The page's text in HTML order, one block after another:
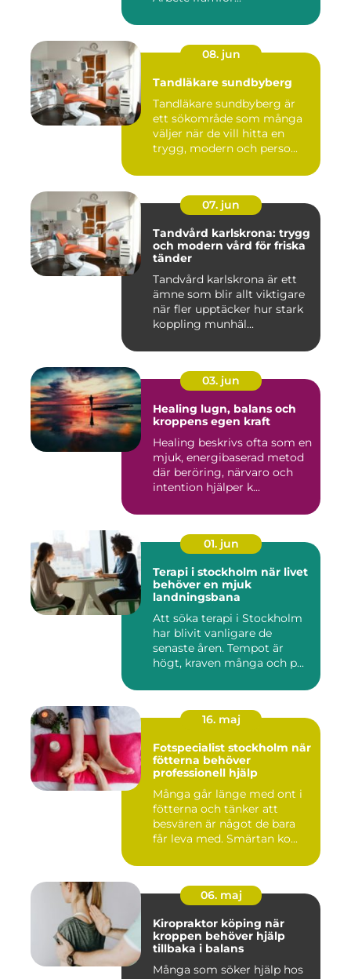
08. jun
Tandläkare sundbyberg
Tandläkare sundbyberg är
ett sökområde som många
väljer när de vill hitta en
trygg, modern och perso...
07. jun
Tandvård karlskrona: trygg
och modern vård för friska
tänder
Tandvård karlskrona är ett
ämne som blir allt viktigare
när fler upptäcker hur stark
koppling munhäl...
03. jun
Healing lugn, balans och
kroppens egen kraft
Healing beskrivs ofta som en
mjuk, energibaserad metod
där beröring, närvaro och
intention hjälper k...
01. jun
Terapi i stockholm när livet
behöver en mjuk
landningsbana
Att söka terapi i Stockholm
har blivit vanligare de
senaste åren. Tempot är
högt, kraven många och p...
16. maj
Fotspecialist stockholm när
fötterna behöver
professionell hjälp
Många går länge med ont i
fötterna och tänker att
besvären är något de bara
får leva med. Smärtan ko...
06. maj
Kiropraktor köping när
kroppen behöver hjälp
tillbaka i balans
Många som söker hjälp hos